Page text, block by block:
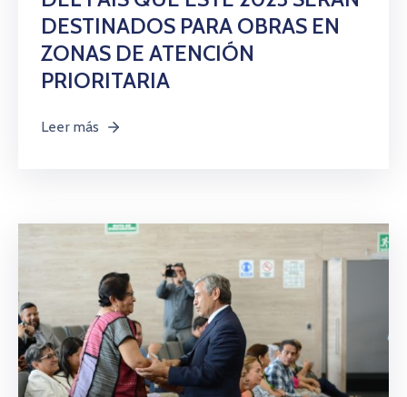
DESTINADOS PARA OBRAS EN
ZONAS DE ATENCIÓN
PRIORITARIA
Leer más